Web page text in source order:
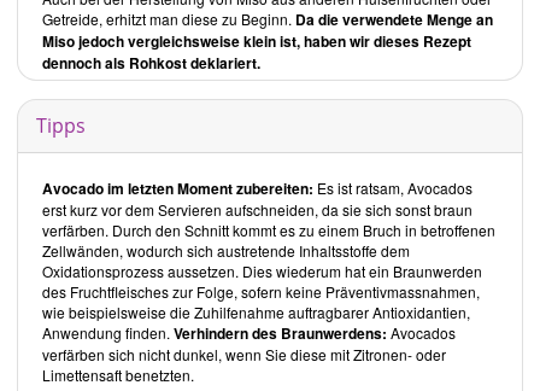
Kochbuchvon anderen Autoren vieler veganer Kochbücher
abzuheben.
Das How Not To Die Kochbuchvon
Unimedica Verlagoder beiAmazonerhältlich.
Über den Autor
Dr. Michael Greger
des Online-InformationsportalsNutritionfactsund durch den
BestsellerHow Not To Die.
Inhalt des Buches
Das How Not To Die Kochbuchbeginnt mit einer Einführung, in der
Dr. Michael Gregeraufzeigt, welche Rolle die Ernährung beim
Verhindern und Heilen der 15 häufigsten Todesursachen in der
westlichen Welt spielt. Im Kapitel Das Tägliche Dutzend weist er
auf 12 Lebensmittel hin, die Teil der alltäglichen Ernährung sein
sollten.
Getreide, erhitzt man diese zu Beginn. Da die verwendete Menge an
Miso jedoch vergleichsweise klein ist, haben wir dieses Rezept
dennoch als Rohkost deklariert.
Tipps
Avocado im letzten Moment zubereiten: Es ist ratsam, Avocados
erst kurz vor dem Servieren aufschneiden, da sie sich sonst braun
verfärben. Durch den Schnitt kommt es zu einem Bruch in betroffenen
Zellwänden, wodurch sich austretende Inhaltsstoffe dem
Oxidationsprozess aussetzen. Dies wiederum hat ein Braunwerden
des Fruchtfleisches zur Folge, sofern keine Präventivmassnahmen,
wie beispielsweise die Zuhilfenahme auftragbarer Antioxidantien,
Anwendung finden. Verhindern des Braunwerdens: Avocados
verfärben sich nicht dunkel, wenn Sie diese mit Zitronen- oder
Limettensaft benetzten.